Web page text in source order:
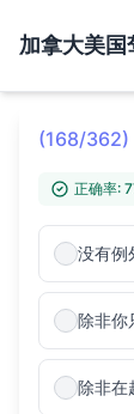
加拿大美国
(168/362)
正确率:
没有例
除非你
除非在